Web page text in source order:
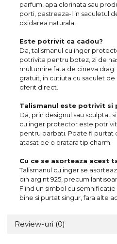
parfum, apa clorinata sau
porti, pastreaza-l in saculetul
oxidarea naturala.
Este potrivit ca cadou?
Da, talismanul cu inger
potrivita pentru botez, zi de
multumire fata de cineva
gratuit, in cutiuta cu saculet
oferit direct.
Talismanul este potrivit si
Da, prin designul sau sculptat
cu inger protector este
pentru barbati. Poate fi purtat
atasat pe o bratara tip charm.
Cu ce se asorteaza acest
Talismanul cu inger se
din argint 925, precum
Fiind un simbol cu
bine si purtat singur, fara alte
Review-uri (0)